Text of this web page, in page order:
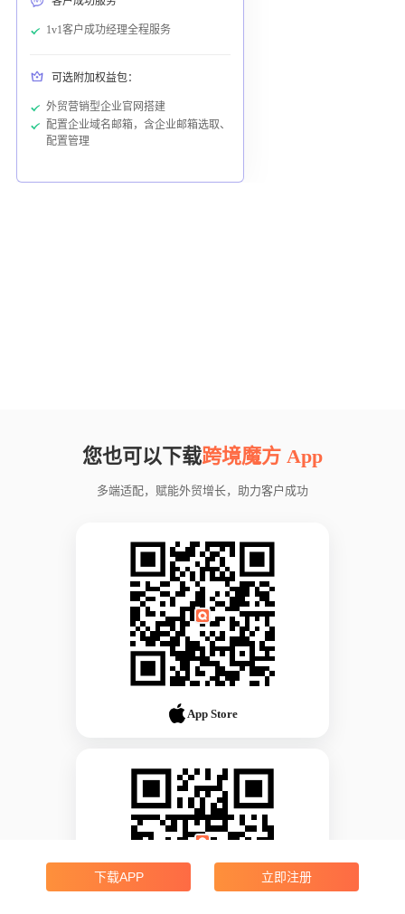
1v1客户成功经理全程服务
可选附加权益包：
外贸营销型企业官网搭建
配置企业域名邮箱，含企业邮箱选取、
配置管理
您也可以下载跨境魔方 App
多端适配，赋能外贸增长，助力客户成功
App Store
下载APP 立即注册